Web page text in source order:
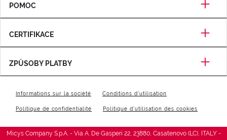
POMOC
CERTIFIKACE
ZPŮSOBY PLATBY
Informations sur la société Conditions d'utilisation
Politique de confidentialité Politique d'utilisation des cookies
Micys Company S.p.A. - Via A. De Gasperi 22, 23880, Casatenovo (LC), ITALY -